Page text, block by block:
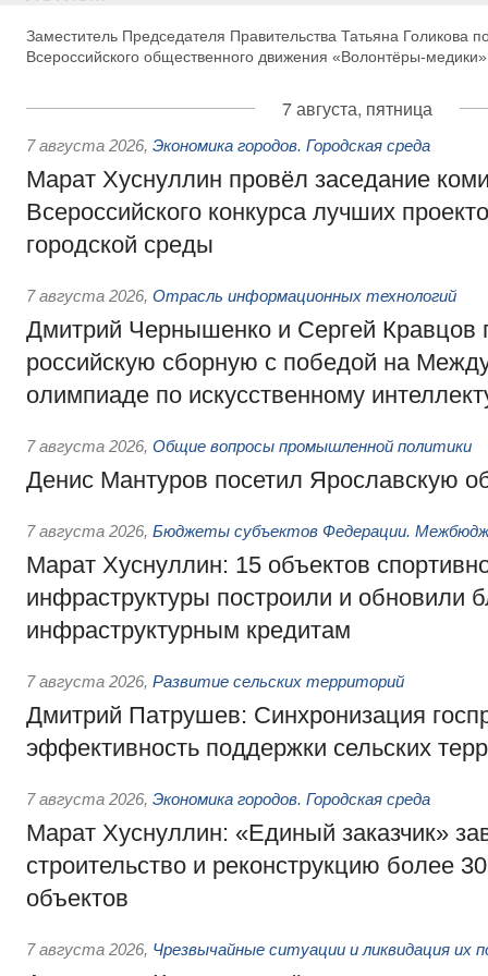
Заместитель Председателя Правительства Татьяна Голикова
Всероссийского общественного движения «Волонтёры-
7 августа, пятница
7 августа 2026, Экономика городов. Городская среда
Марат Хуснуллин провёл заседание
Всероссийского конкурса лучших
городской среды
7 августа 2026, Отрасль информационных технологий
Дмитрий Чернышенко и Сергей Кравцов
российскую сборную с победой на
олимпиаде по искусственному
7 августа 2026, Общие вопросы промышленной политики
Денис Мантуров посетил Ярославскую
7 августа 2026, Бюджеты субъектов Федерации.
Марат Хуснуллин: 15 объектов
инфраструктуры построили и обновили
инфраструктурным кредитам
7 августа 2026, Развитие сельских территорий
Дмитрий Патрушев: Синхронизация
эффективность поддержки сельских
7 августа 2026, Экономика городов. Городская среда
Марат Хуснуллин: «Единый заказчик»
строительство и реконструкцию более
объектов
7 августа 2026, Чрезвычайные ситуации и ликвидация их